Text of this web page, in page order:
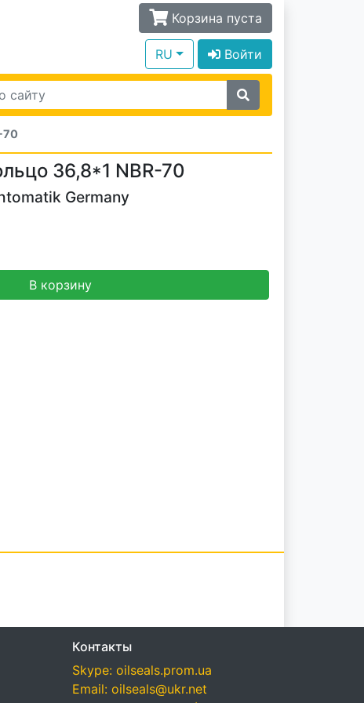
Корзина пуста
RU Войти
70
36,8*1 NBR-70
Germany
В корзину
Контакты
Skype: oilseals.prom.ua
Email: oilseals@ukr.net